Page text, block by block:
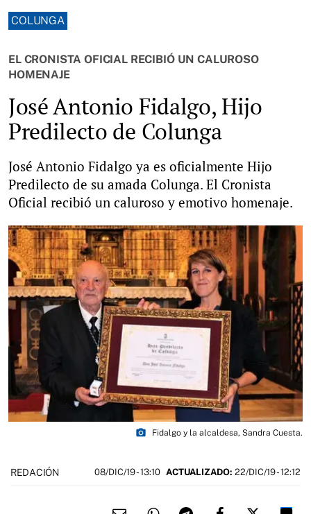
COLUNGA
EL CRONISTA OFICIAL RECIBIÓ UN CALUROSO
HOMENAJE
José Antonio Fidalgo, Hijo
Predilecto de Colunga
José Antonio Fidalgo ya es oficialmente Hijo
Predilecto de su amada Colunga. El Cronista
Oficial recibió un caluroso y emotivo homenaje.
photo_camera Fidalgo y la alcaldesa, Sandra Cuesta.
REDACIÓN 08/DIC/19- 13:10 ACTUALIZADO: 22/DIC/19 - 12:12